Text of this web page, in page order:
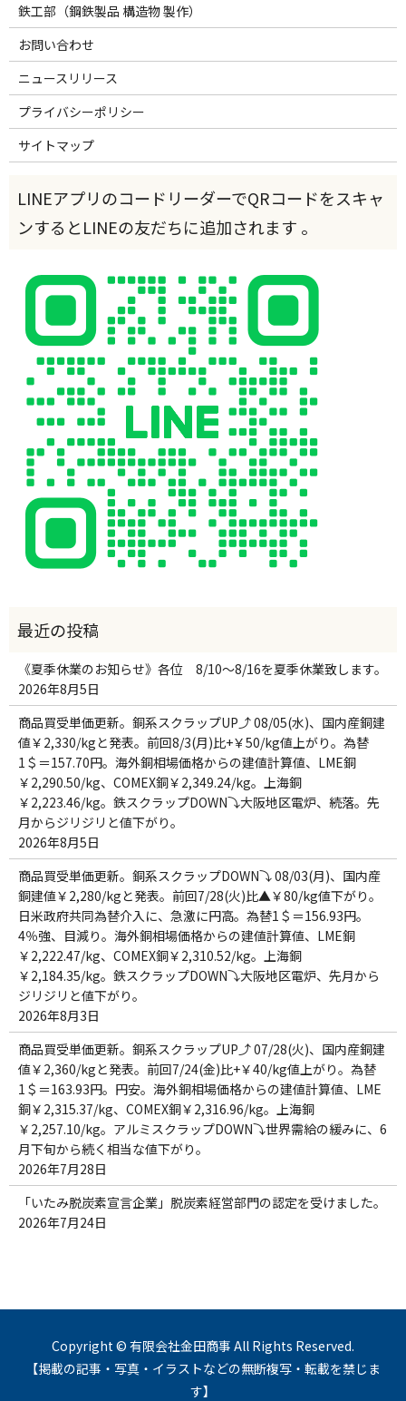
鉄工部（鋼鉄製品 構造物 製作）
お問い合わせ
ニュースリリース
プライバシーポリシー
サイトマップ
《夏季休業のお知らせ》各位 8/10～8/16を夏季休業致します。
2026年8月5日
商品買受単価更新。銅系スクラップUP⤴ 08/05(水)、国内産銅建
値￥2,330/kgと発表。前回8/3(月)比+￥50/kg値上がり。為替
1＄＝157.70円。海外銅相場価格からの建値計算値、LME銅
￥2,290.50/kg、COMEX銅￥2,349.24/kg。上海銅
￥2,223.46/kg。鉄スクラップDOWN⤵大阪地区電炉、続落。先
月からジリジリと値下がり。
2026年8月5日
商品買受単価更新。銅系スクラップDOWN⤵ 08/03(月)、国内産
銅建値￥2,280/kgと発表。前回7/28(火)比▲￥80/kg値下がり。
日米政府共同為替介入に、急激に円高。為替1＄＝156.93円。
4％強、目減り。海外銅相場価格からの建値計算値、LME銅
￥2,222.47/kg、COMEX銅￥2,310.52/kg。上海銅
￥2,184.35/kg。鉄スクラップDOWN⤵大阪地区電炉、先月から
ジリジリと値下がり。
2026年8月3日
商品買受単価更新。銅系スクラップUP⤴ 07/28(火)、国内産銅建
値￥2,360/kgと発表。前回7/24(金)比+￥40/kg値上がり。為替
1＄＝163.93円。円安。海外銅相場価格からの建値計算値、LME
銅￥2,315.37/kg、COMEX銅￥2,316.96/kg。上海銅
￥2,257.10/kg。アルミスクラップDOWN⤵世界需給の緩みに、6
月下旬から続く相当な値下がり。
2026年7月28日
「いたみ脱炭素宣言企業」脱炭素経営部門の認定を受けました。
2026年7月24日
Copyright © 有限会社金田商事 All Rights Reserved.
【掲載の記事・写真・イラストなどの無断複写・転載を禁じま
す】